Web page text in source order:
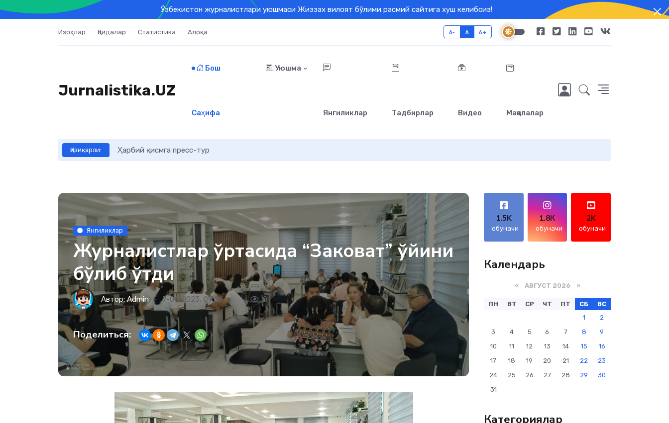
Ўзбекистон журналистлари уюшмаси Жиззах вилоят бўлими расмий сайтига хуш келибсиз!
Изоҳлар Қоидалар Статистика Алоқа A- A A+
Jurnalistika.UZ
Бош
Саҳифа
Уюшма
Янгиликлар Тадбирлар Видео Мақолалар
Қизиқарли: Ўқувчилар учун Жиззах вилояти телерадиоканалига саёҳат ташкил этилди
Янгиликлар
Журналистлар ўртасида “Заковат” ўйини
бўлиб ўтди
Автор:Admin 7-06-2023, 09:58 0
Поделиться:
1.5K
обуначи
1.8К
обуначи
2K
обуначи
Календарь
«АВГУСТ 2026 »
ПН ВТ СР ЧТ ПТ СБ
ВС
1
2
3
4 5 6 7 8
9
10
11 12 13 14 15
16
17
18 19 20 21 22
23
24
25 26 27 28 29
30
31
Категориялар